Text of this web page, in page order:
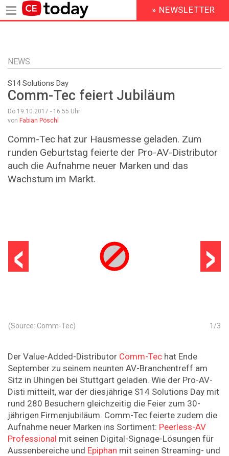
Inhalt
HEADER
MENU
» NEWSLETTER
NEWS
S14 Solutions Day
Comm-Tec feiert Jubiläum
Do 19.10.2017 - 16:55 Uhr
von Fabian Pöschl
Comm-Tec hat zur Hausmesse geladen. Zum
runden Geburtstag feierte der Pro-AV-Distributor
auch die Aufnahme neuer Marken und das
Wachstum im Markt.
‹ ›
1 /3
(Source: Comm-Tec)
Der Value-Added-Distributor Comm-Tec hat Ende
September zu seinem neunten AV-Branchentreff am
Sitz in Uhingen bei Stuttgart geladen. Wie der Pro-AV-
Disti mitteilt, war der diesjährige S14 Solutions Day mit
rund 280 Besuchern gleichzeitig die Feier zum 30-
jährigen Firmenjubiläum. Comm-Tec feierte zudem die
Aufnahme neuer Marken ins Sortiment: Peerless-AV
Professional mit seinen Digital-Signage-Lösungen für
Aussenbereiche und Epiphan mit seinen Streaming- und